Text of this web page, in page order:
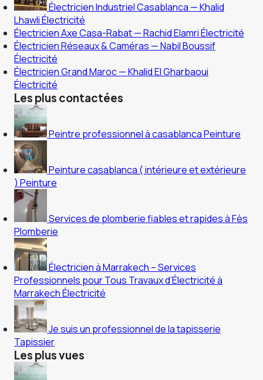
Électricien Industriel Casablanca — Khalid
LhawliÉlectricité
Électricien Axe Casa-Rabat — Rachid ElamriÉlectricité
Électricien Réseaux & Caméras — Nabil Boussif
Électricité
Électricien Grand Maroc — Khalid El Gharbaoui
Électricité
Les plus contactées
Peintre professionnel à casablancaPeinture
Peinture casablanca ( intérieure et extérieure
) Peinture
Services de plomberie fiables et rapides à Fès
Plomberie
Électricien à Marrakech – Services
Professionnels pour Tous Travaux d’Électricité à
MarrakechÉlectricité
Je suis un professionnel de la tapisserie
Tapissier
Les plus vues